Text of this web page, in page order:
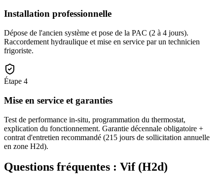
Installation professionnelle
Dépose de l'ancien système et pose de la PAC (2 à 4 jours).
Raccordement hydraulique et mise en service par un technicien
frigoriste.
Étape 4
Mise en service et garanties
Test de performance in-situ, programmation du thermostat,
explication du fonctionnement. Garantie décennale obligatoire +
contrat d'entretien recommandé (215 jours de sollicitation annuelle
en zone H2d).
Questions fréquentes : Vif(H2d)